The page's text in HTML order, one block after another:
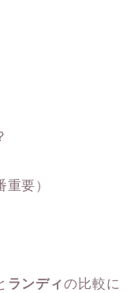
要）
ランディの比較に